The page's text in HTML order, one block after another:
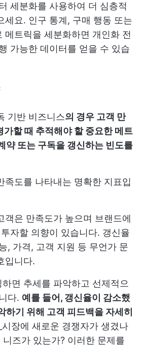
세분화를 사용하여 더 심층적
세요. 인구 통계, 구매 행동 또는
메트릭을 세분화하면 개인화 전
가능한 데이터를 얻을 수 있습
기반 비즈니스의 경우 고객 만
가할 때 추적해야 할 중요한 메트
약 또는 구독을 갱신하는 빈도를
족도를 나타내는 명확한 지표입
객은 만족도가 높으며 브랜드에
자할 의향이 있습니다. 갱신율
, 가격, 고객 지원 등 무언가 문
입니다.
면 추세를 파악하고 선제적으
다. 예를 들어, 갱신율이 감소했
하기 위해 고객 피드백을 자세히
_시장에 새로운 경쟁자가 생겼나
니즈가 있는가? 이러한 문제를